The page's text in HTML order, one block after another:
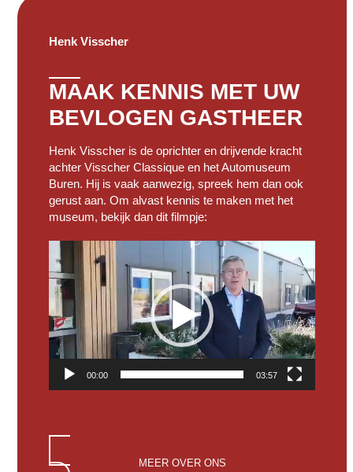
Henk Visscher
MAAK KENNIS MET UW
BEVLOGEN GASTHEER
Henk Visscher is de oprichter en drijvende kracht
achter Visscher Classique en het Automuseum
Buren. Hij is vaak aanwezig, spreek hem dan ook
gerust aan. Om alvast kennis te maken met het
museum, bekijk dan dit filmpje:
Videospeler
00:00 03:57
MEER OVER ONS